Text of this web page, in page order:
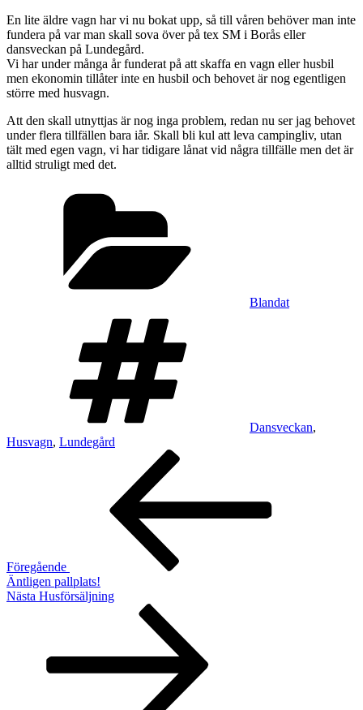
En lite äldre vagn har vi nu bokat upp, så till våren behöver man inte
fundera på var man skall sova över på tex SM i Borås eller
dansveckan på Lundegård.
Vi har under många år funderat på att skaffa en vagn eller husbil
men ekonomin tillåter inte en husbil och behovet är nog egentligen
större med husvagn.
Att den skall utnyttjas är nog inga problem, redan nu ser jag behovet
under flera tillfällen bara iår. Skall bli kul att leva campingliv, utan
tält med egen vagn, vi har tidigare lånat vid några tillfälle men det är
alltid struligt med det.
Blandat
Dansveckan,
Husvagn, Lundegård
Inläggsnavigering
Föregående
Äntligen pallplats!
Nästa
Nästa Husförsäljning